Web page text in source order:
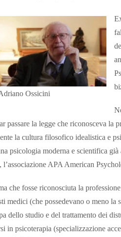
Ossicini
passare la legge che riconosceva
la cultura filosofico idealistica e
psicologia moderna e scientifica
l’associazione APA American
che fosse riconosciuta la
medici (che possedevano o meno
dello studio e del trattamento dei
in psicoterapia (specializzazione